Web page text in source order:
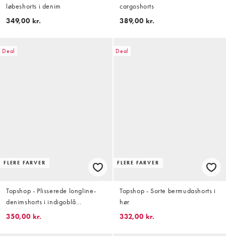
løbeshorts i denim
349,00 kr.
cargoshorts
389,00 kr.
Deal
FLERE FARVER
Topshop - Plisserede longline-
denimshorts i indigoblå
skyllevask
350,00 kr.
Deal
FLERE FARVER
Topshop - Sorte bermudashorts i
hør
332,00 kr.